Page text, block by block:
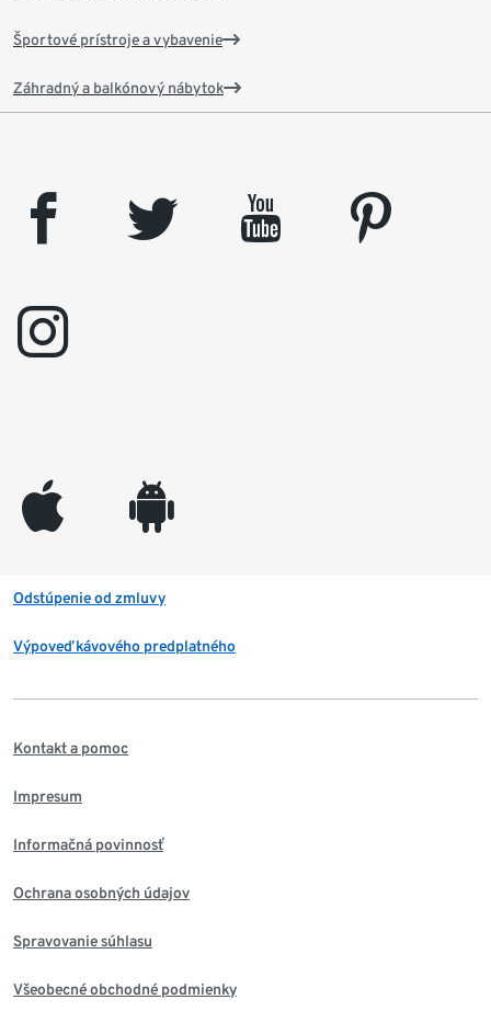
Športové prístroje a vybavenie
Záhradný a balkónový nábytok
facebook twitter youtube
pinterest
instagram
appleinc android
Odstúpenie od zmluvy
Výpoveď kávového predplatného
Kontakt a pomoc
Impresum
Informačná povinnosť
Ochrana osobných údajov
Spravovanie súhlasu
Všeobecné obchodné podmienky